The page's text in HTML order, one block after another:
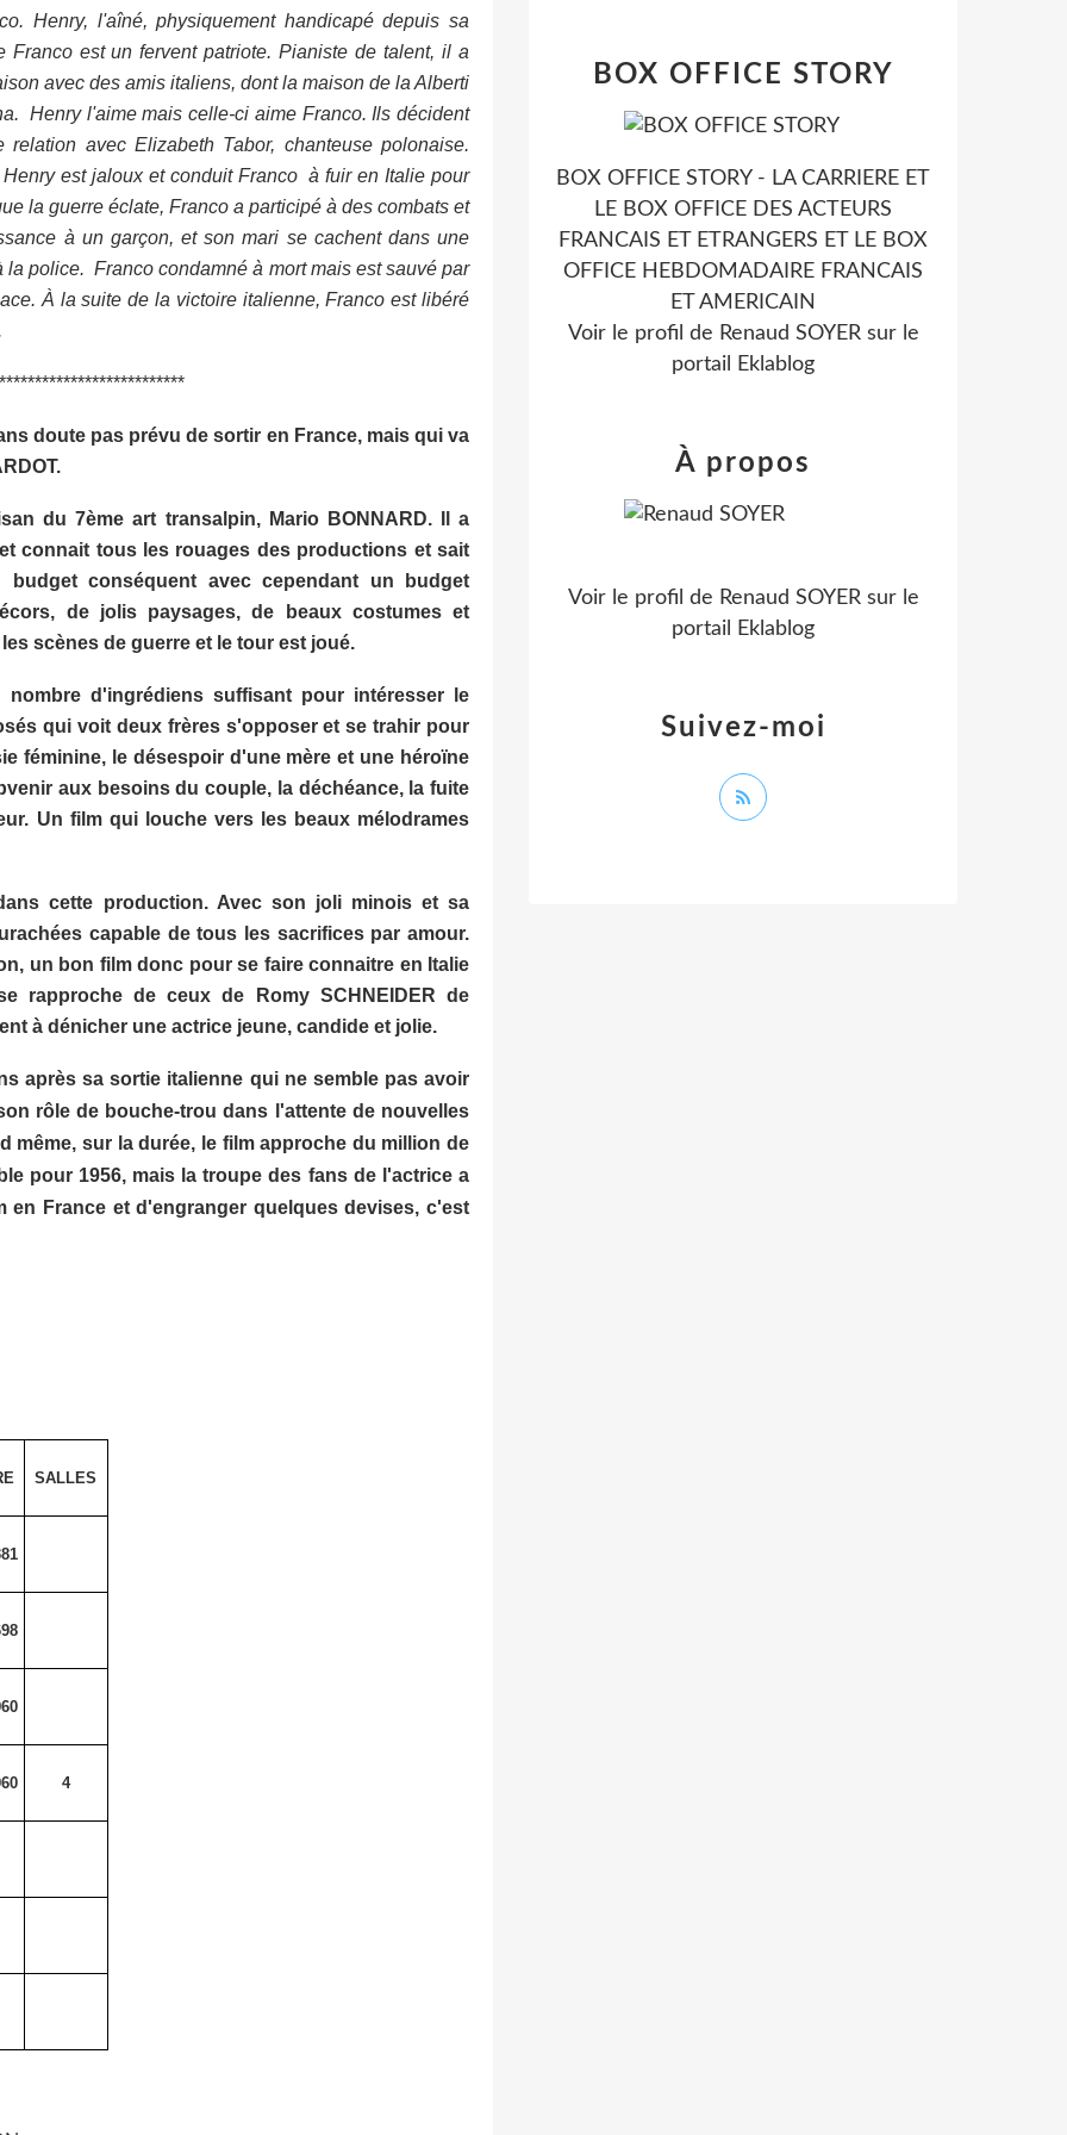
Henry, l'aîné, physiquement handicapé depuis sa
est un fervent patriote. Pianiste de talent, il a
avec des amis italiens, dont la maison de la Alberti
Henry l'aime mais celle-ci aime Franco. Ils décident
avec Elizabeth Tabor, chanteuse polonaise.
est jaloux et conduit Franco à fuir en Italie pour
la guerre éclate, Franco a participé à des combats et
à un garçon, et son mari se cachent dans une
police. Franco condamné à mort mais est sauvé par
À la suite de la victoire italienne, Franco est libéré
doute pas prévu de sortir en France, mais qui va
du 7ème art transalpin, Mario BONNARD. Il a
connait tous les rouages des productions et sait
conséquent avec cependant un budget
de jolis paysages, de beaux costumes et
scènes de guerre et le tour est joué.
d'ingrédiens suffisant pour intéresser le
qui voit deux frères s'opposer et se trahir pour
féminine, le désespoir d'une mère et une héroïne
aux besoins du couple, la déchéance, la fuite
Un film qui louche vers les beaux mélodrames
cette production. Avec son joli minois et sa
capable de tous les sacrifices par amour.
un bon film donc pour se faire connaitre en Italie
rapproche de ceux de Romy SCHNEIDER de
à dénicher une actrice jeune, candide et jolie.
après sa sortie italienne qui ne semble pas avoir
rôle de bouche-trou dans l'attente de nouvelles
même, sur la durée, le film approche du million de
pour 1956, mais la troupe des fans de l'actrice a
France et d'engranger quelques devises, c'est
SALLES
4
BOX OFFICE STORY
BOX OFFICE STORY - LA CARRIERE ET
LE BOX OFFICE DES ACTEURS
FRANCAIS ET ETRANGERS ET LE BOX
OFFICE HEBDOMADAIRE FRANCAIS
ET AMERICAIN
Voir le profil de Renaud SOYERsur le
portail Eklablog
Suivez-moi
À propos
Voir le profil de Renaud SOYERsur le
portail Eklablog